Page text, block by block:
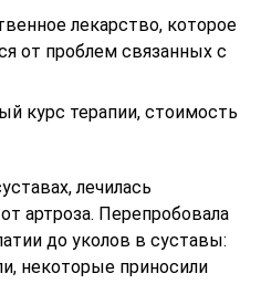
лекарство, которое
от проблем связанных с
курс терапии, стоимость
лечилась
артроза. Перепробовала
до уколов в суставы:
некоторые приносили